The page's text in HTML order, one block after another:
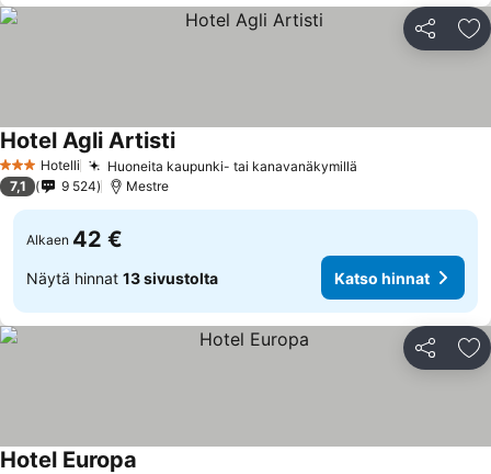
Jaa
3 Tähtiluokitus
Hotelli Huoneita kaupunki- tai kanavanäkymillä
Hotel Agli Artisti
7,1 9 524 Mestre
Alkaen 42 €
Näytä hinnat 13 sivustolta Katso hinnat
Jaa
Hotel Europa